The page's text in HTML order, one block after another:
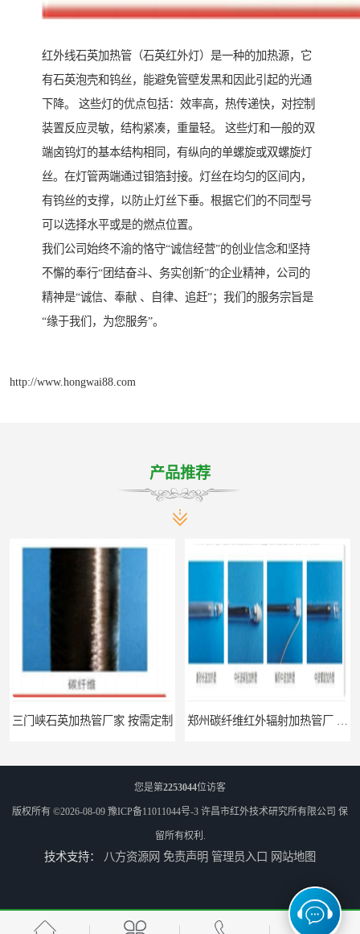
红外线石英加热管（石英红外灯）是一种的加热源，它
有石英泡壳和钨丝，能避免管壁发黑和因此引起的光通
下降。 这些灯的优点包括：效率高，热传递快，对控制
装置反应灵敏，结构紧凑，重量轻。 这些灯和一般的双
端卤钨灯的基本结构相同，有纵向的单螺旋或双螺旋灯
丝。在灯管两端通过钼箔封接。灯丝在均匀的区间内，
有钨丝的支撑，以防止灯丝下垂。根据它们的不同型号
可以选择水平或是的燃点位置。
我们公司始终不渝的恪守“诚信经营”的创业信念和坚持
不懈的奉行“团结奋斗、务实创新”的企业精神，公司的
精神是“诚信、奉献 、自律、追赶”；我们的服务宗旨是
“缘于我们，为您服务”。
http://www.hongwai88.com
产品推荐
按需定制 郑州碳纤维红外辐射加热管厂 真材实料
安阳红外辐射烘箱规格 实用性强
您是第2253044位访客
版权所有 ©2026-08-09 豫ICP备11011044号-3 许昌市红外技术研究所有限公司 保
留所有权利.
技术支持： 八方资源网 免责声明 管理员入口 网站地图